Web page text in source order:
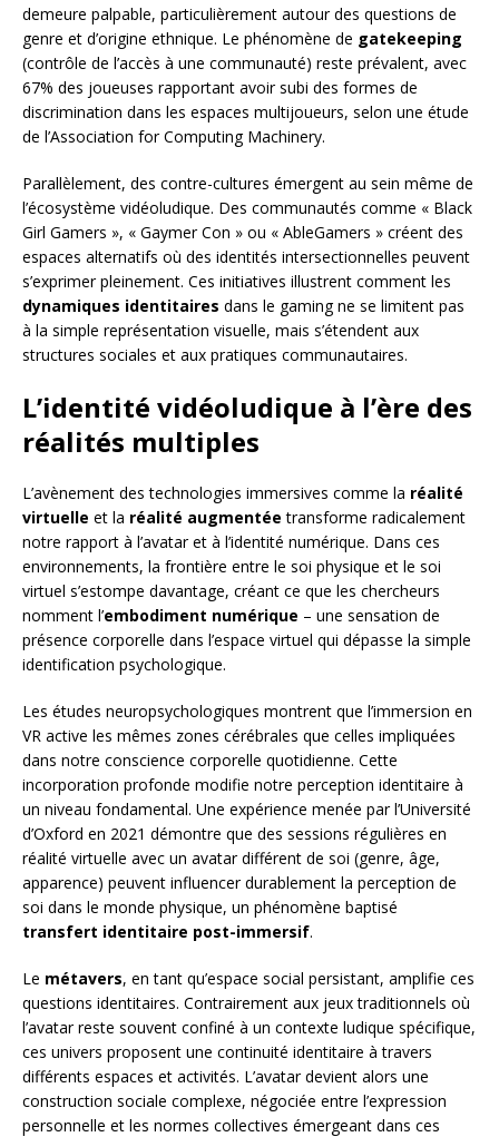
demeure palpable, particulièrement autour des questions de
genre et d’origine ethnique. Le phénomène de gatekeeping
(contrôle de l’accès à une communauté) reste prévalent, avec
67% des joueuses rapportant avoir subi des formes de
discrimination dans les espaces multijoueurs, selon une étude
de l’Association for Computing Machinery.
Parallèlement, des contre-cultures émergent au sein même de
l’écosystème vidéoludique. Des communautés comme « Black
Girl Gamers », « Gaymer Con » ou « AbleGamers » créent des
espaces alternatifs où des identités intersectionnelles peuvent
s’exprimer pleinement. Ces initiatives illustrent comment les
dynamiques identitaires dans le gaming ne se limitent pas
à la simple représentation visuelle, mais s’étendent aux
structures sociales et aux pratiques communautaires.
L’identité vidéoludique à l’ère des
réalités multiples
L’avènement des technologies immersives comme la réalité
virtuelle et la réalité augmentée transforme radicalement
notre rapport à l’avatar et à l’identité numérique. Dans ces
environnements, la frontière entre le soi physique et le soi
virtuel s’estompe davantage, créant ce que les chercheurs
nomment l’embodiment numérique – une sensation de
présence corporelle dans l’espace virtuel qui dépasse la simple
identification psychologique.
Les études neuropsychologiques montrent que l’immersion en
VR active les mêmes zones cérébrales que celles impliquées
dans notre conscience corporelle quotidienne. Cette
incorporation profonde modifie notre perception identitaire à
un niveau fondamental. Une expérience menée par l’Université
d’Oxford en 2021 démontre que des sessions régulières en
réalité virtuelle avec un avatar différent de soi (genre, âge,
apparence) peuvent influencer durablement la perception de
soi dans le monde physique, un phénomène baptisé
transfert identitaire post-immersif.
Le métavers, en tant qu’espace social persistant, amplifie ces
questions identitaires. Contrairement aux jeux traditionnels où
l’avatar reste souvent confiné à un contexte ludique spécifique,
ces univers proposent une continuité identitaire à travers
différents espaces et activités. L’avatar devient alors une
construction sociale complexe, négociée entre l’expression
personnelle et les normes collectives émergeant dans ces